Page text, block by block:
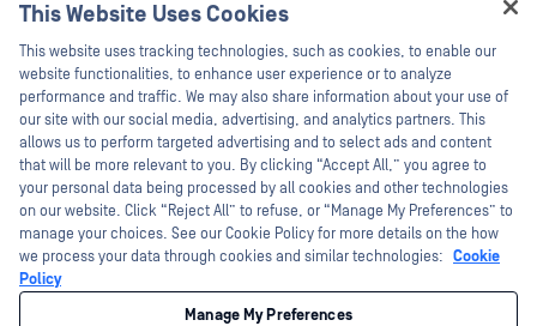
技術檔案
訓練
漏洞通報計畫
合作夥伴
認證
技術合作夥伴
管道合作夥伴計劃
新聞稿
新聞報導
網路研討會
產品型錄
白皮書
免費工具
©2026OPSWAT . 保留所有權利。OPSWAT、MetaDefender、Metascan、
MetaAccess、OPSWAT 、Trust no File. Trust No Device.、OPSWAT 、Protecting the
This Website Uses Cookies
This website uses tracking technologies, such as cookies, to enable our
website functionalities, to enhance user experience or to analyze
performance and traffic. We may also share information about your use of
our site with our social media, advertising, and analytics partners. This
allows us to perform targeted advertising and to select ads and content
that will be more relevant to you. By clicking “Accept All,” you agree to
your personal data being processed by all cookies and other technologies
on our website. Click “Reject All” to refuse, or “Manage My Preferences” to
manage your choices. See our Cookie Policy for more details on the how
we process your data through cookies and similar technologies: Cookie
Policy
Manage My Preferences
Hey there!
I'm Ozzy, your OPSWAT virtual assistant.
How can I help you secure what's critical
today?